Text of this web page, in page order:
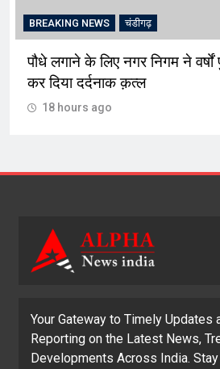
BREAKING NEWS चंडीगढ़
पौधे लगाने के लिए नगर निगम ने
कर दिया दर्दनाक क़त्ल
18 hours ago
Your Gateway to Timely Updates
Reporting on the Latest News,
Developments Across India.